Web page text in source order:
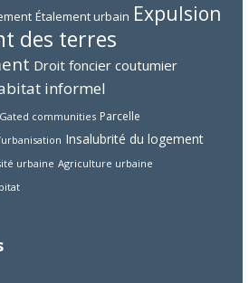
Étalement urbain Expulsion
des terres
Droit foncier coutumier
informel
Gated communities Parcelle
Insalubrité du logement
urbaine Agriculture urbaine